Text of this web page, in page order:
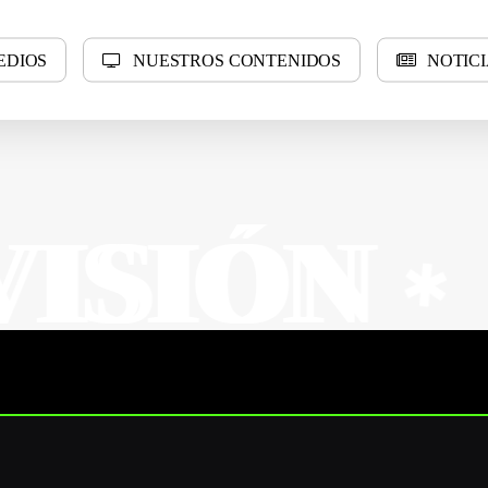
DIOS NUESTROS CONTENIDOS NOTICI